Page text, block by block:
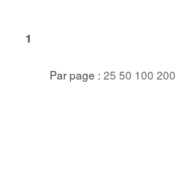
1
Par page : 25 50 100 200